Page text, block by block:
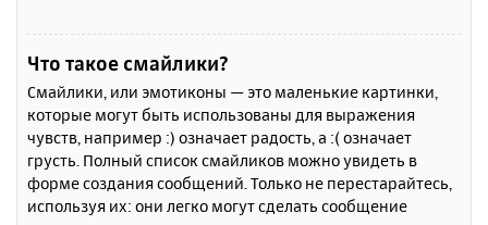
Что такое смайлики?
Смайлики, или эмотиконы — это маленькие картинки,
которые могут быть использованы для выражения
чувств, например :) означает радость, а :( означает
грусть. Полный список смайликов можно увидеть в
форме создания сообщений. Только не перестарайтесь,
используя их: они легко могут сделать сообщение